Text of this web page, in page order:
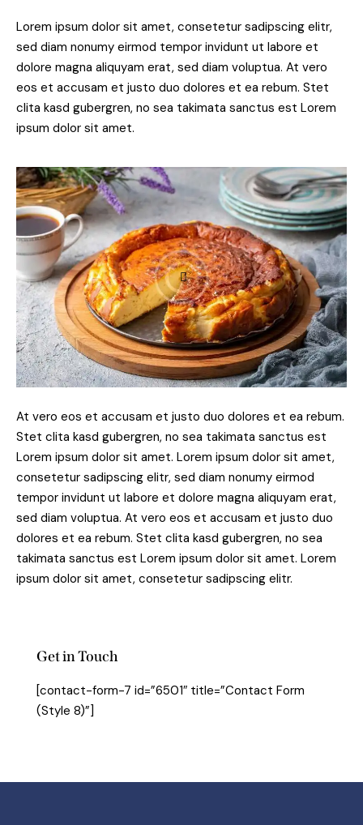
Lorem ipsum dolor sit amet, consetetur sadipscing elitr,
sed diam nonumy eirmod tempor invidunt ut labore et
dolore magna aliquyam erat, sed diam voluptua. At vero
eos et accusam et justo duo dolores et ea rebum. Stet
clita kasd gubergren, no sea takimata sanctus est Lorem
ipsum dolor sit amet.
At vero eos et accusam et justo duo dolores et ea rebum.
Stet clita kasd gubergren, no sea takimata sanctus est
Lorem ipsum dolor sit amet. Lorem ipsum dolor sit amet,
consetetur sadipscing elitr, sed diam nonumy eirmod
tempor invidunt ut labore et dolore magna aliquyam erat,
sed diam voluptua. At vero eos et accusam et justo duo
dolores et ea rebum. Stet clita kasd gubergren, no sea
takimata sanctus est Lorem ipsum dolor sit amet. Lorem
ipsum dolor sit amet, consetetur sadipscing elitr.
Get in Touch
[contact-form-7 id=”6501″ title=”Contact Form
(Style 8)”]